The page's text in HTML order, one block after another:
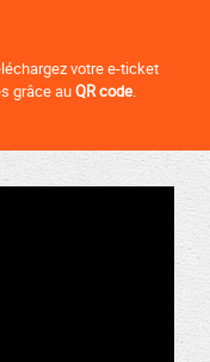
votre e-ticket
grâce auQRcode.